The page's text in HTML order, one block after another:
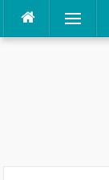
テ
メニュー